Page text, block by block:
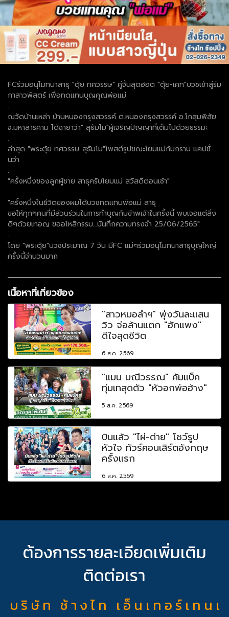
FCร่วมอนุโมทนาสาธุ "ตุ้ย ทศวรรษ" คู่จิ้นสุดฮอต "ตุ้ย-เคท"บวชเข้าสู่ร่ม
กาสาวพัสตร์ เพื่อทดแทนบุญคุณพ่อแม่
.
ณวัดบ้านเหล่า บ้านหนองกรุงสวรรค์ ต.หนองกรุงสวรรค์ อ.โกสุมพิสัย
จ.มหาสารคาม ได้ฉายาว่า" สุธ้มโม"ผู้เจริญปัญญาที่เต็มไปด้วยธรรมะ
.
ล่าสุด "พระตุ้ย ทศวรรษ สุธัมโม"โพสต์รูปขณะโยมแม่ก้มกราบ แคปชั่
นว่า
.
"ครั้งหนึ่งของลูกผู้ชาย สาธุครับโยมแม่ สวัสดีตอนเช้า"
.
"ครั้งหนึ่งในชีวิตของผมได้บวชทดแทนพ่อแม่ สาธุ
ขอให้ทุกๆคนที่มีส่วนร่วมในการทำบุญกับข้าพเจ้าในครั้งนี้ พบเจอแต่สิ่ง
ดีๆด้วยเทอญ ขออโหสิกรรม…บันทึกความทรงจำ 25/06/2565"
.
โดย "พระตุ้ย"บวชประมาณ 7 วัน มีFC แม่ๆร่วมอนุโมทนาสาธุบุญใหญ่
ครั้งนี้จำนวนมาก
เนื้อหาที่เกี่ยวข้อง
"สาวหมอลำฯ" พุ่งวันละแสน
วิว จ่อล้านแตก "ฮักแพง"
ดีใจสุดชีวิต
6 ส.ค. 2569
"แมน มณีวรรณ" คัมแบ็ค
ทุ่มเทสุดตัว "หัวอกพ่อฮ้าง"
5 ส.ค. 2569
บินแล้ว "ไผ่-ต่าย" โชว์รูป
หัวใจ ทัวร์คอนเสิร์ตอังกฤษ
ครั้งแรก
6 ส.ค. 2569
ต้องการรายละเอียดเพิ่มเติม
ติดต่อเรา
บ ริ ษั ท ช้ า ง ไ ท เ อ็ น เ ท อ ร์ เ ท น เ